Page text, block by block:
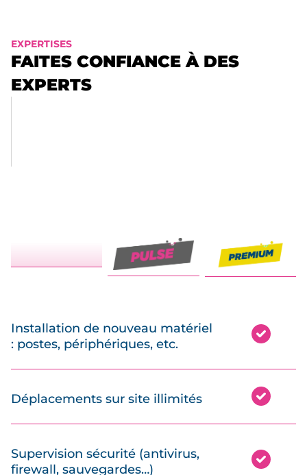
EXPERTISES
FAITES CONFIANCE À DES
EXPERTS
Installation de nouveau matériel
: postes, périphériques, etc.
Déplacements sur site illimités
Supervision sécurité (antivirus,
firewall, sauvegardes…)